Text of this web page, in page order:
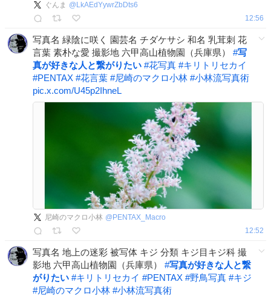
ぐんま @ LkAEdYywrZbDts6
12:56
写真名 緑陰に咲く 園芸名 チダケサシ 和名 乳茸刺 花
言葉 素朴な愛 撮影地 六甲高山植物園（兵庫県） #写
真が好きな人と繋がりたい #花写真 #キリトリセカイ
#PENTAX #花言葉 #尼崎のマクロ小林 #小林流写真術
pic.x.com/U45p2IhneL
尼崎のマクロ小林 @ PENTAX_Macro
12:52
写真名 地上の迷彩 被写体 キジ 分類 キジ目キジ科 撮
影地 六甲高山植物園（兵庫県） #写真が好きな人と繋
がりたい #キリトリセカイ #PENTAX #野鳥写真 #キジ
#尼崎のマクロ小林 #小林流写真術